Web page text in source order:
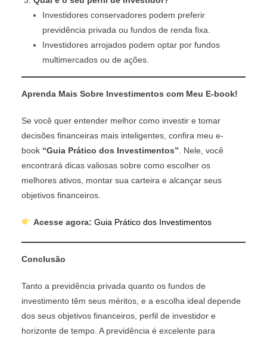
Investidores conservadores podem preferir
previdência privada ou fundos de renda fixa.
Investidores arrojados podem optar por fundos
multimercados ou de ações.
Aprenda Mais Sobre Investimentos com Meu E-book!
Se você quer entender melhor como investir e tomar
decisões financeiras mais inteligentes, confira meu e-
book “Guia Prático dos Investimentos” . Nele, você
encontrará dicas valiosas sobre como escolher os
melhores ativos, montar sua carteira e alcançar seus
objetivos financeiros.
Acesse agora: Guia Prático dos Investimentos
Conclusão
Tanto a previdência privada quanto os fundos de
investimento têm seus méritos, e a escolha ideal depende
dos seus objetivos financeiros, perfil de investidor e
horizonte de tempo. A previdência é excelente para